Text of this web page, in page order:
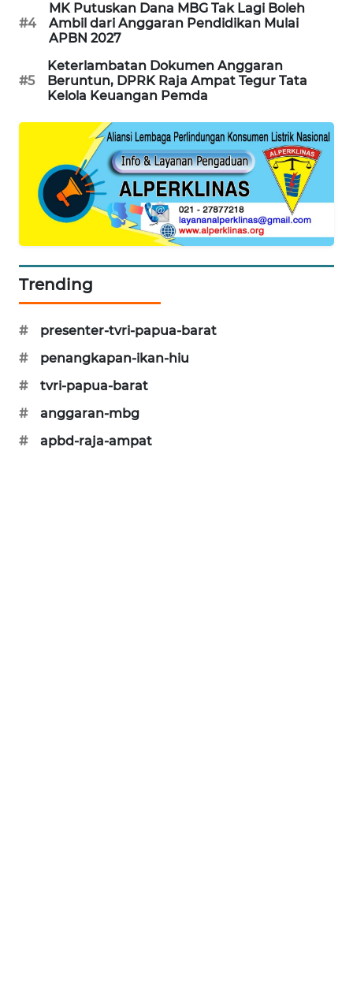
#4
MK Putuskan Dana MBG Tak Lagi Boleh
Ambil dari Anggaran Pendidikan Mulai
APBN 2027
#5
Keterlambatan Dokumen Anggaran
Beruntun, DPRK Raja Ampat Tegur Tata
Kelola Keuangan Pemda
Trending
#
presenter-tvri-papua-barat
#
penangkapan-ikan-hiu
#
tvri-papua-barat
#
anggaran-mbg
#
apbd-raja-ampat
WAHANA
WAHANA
PERSONA
WAHANA
OTOMOTIF
WAHANA
HEALTH
WAHANA
WISATA
WAHANA